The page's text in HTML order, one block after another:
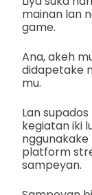
mainan lan
game.
Ana, akeh
didapetake
mu.
Lan
kegiatan iki
nggunakake
platform
sampeyan.